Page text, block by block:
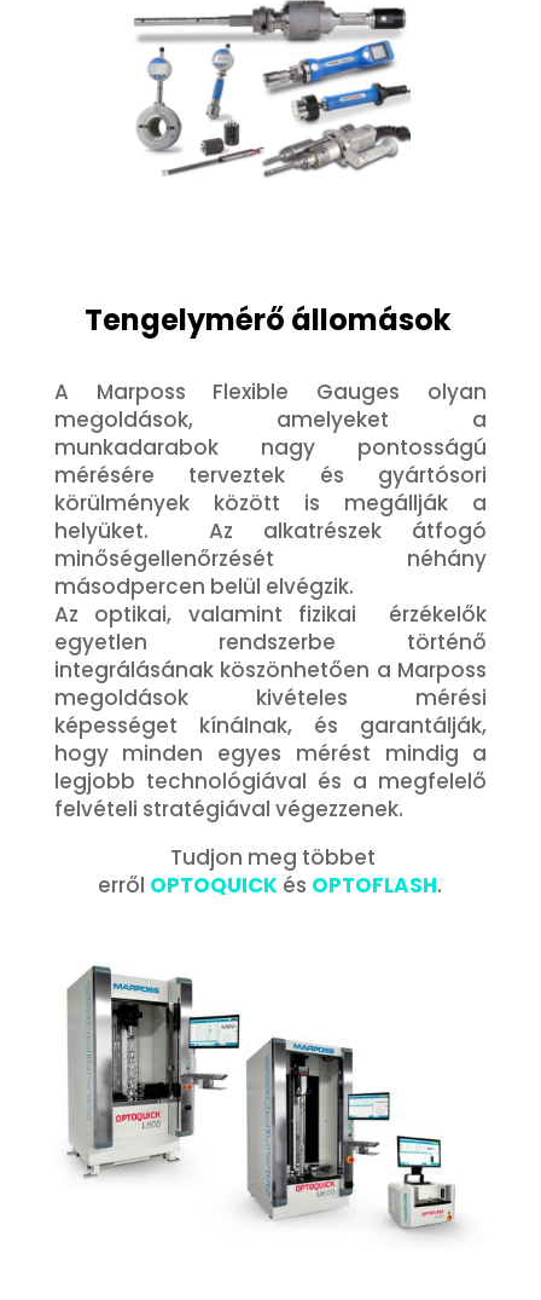
Tengelymérő állomások
A Marposs Flexible Gauges olyan
megoldások, amelyeket a
munkadarabok nagy pontosságú
mérésére terveztek és gyártósori
körülmények között is megállják a
helyüket. Az alkatrészek átfogó
minőségellenőrzését néhány
másodpercen belül elvégzik.
Az optikai, valamint fizikai érzékelők
egyetlen rendszerbe történő
integrálásának köszönhetően a Marposs
megoldások kivételes mérési
képességet kínálnak, és garantálják,
hogy minden egyes mérést mindig a
legjobb technológiával és a megfelelő
felvételi stratégiával végezzenek.
Tudjon meg többet
erről OPTOQUICK és OPTOFLASH.